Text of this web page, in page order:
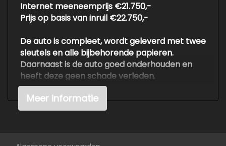
Ruitensproeiers/wisserbladen
verwarmbaar
Overige
Achteruitrij assistent
Anti blokkeer systeem
Apple carplay/android auto
Internet meeneemprijs €21.750,-
Prijs op basis van inruil €22.750,-
De auto is compleet, wordt geleverd met twee
sleutels en alle bijbehorende papieren.
Daarnaast is de auto goed onderhouden en
heeft deze geen schade verleden.
Voor meer info of een vrijblijvende offerte /
proefrit: tel. 06-38053225 ook buiten
Meer informatie